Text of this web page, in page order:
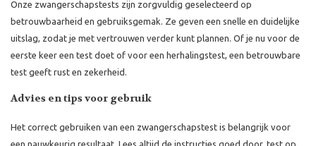
Onze zwangerschapstests zijn zorgvuldig geselecteerd op
betrouwbaarheid en gebruiksgemak. Ze geven een snelle en duidelijke
uitslag, zodat je met vertrouwen verder kunt plannen. Of je nu voor de
eerste keer een test doet of voor een herhalingstest, een betrouwbare
test geeft rust en zekerheid.
Advies en tips voor gebruik
Het correct gebruiken van een zwangerschapstest is belangrijk voor
een nauwkeurig resultaat. Lees altijd de instructies goed door, test op